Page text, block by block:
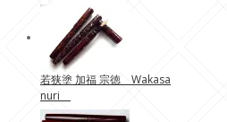
若狭塗 加福 宗徳 Wakasa
nuri